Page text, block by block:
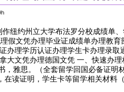
纽约州立大学布法罗分校成绩单
假文凭办理毕业证成绩单办理教
办理学历认证办理学生卡办理录
大文凭办理德国文凭 一、快速办
，雅思。（全套留学回国必备证明
在读证明，学生卡等留学相关材料